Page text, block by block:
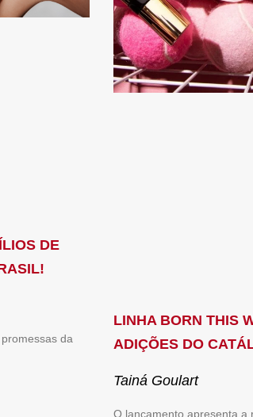
DE
da
LINHA BORN THIS
ADIÇÕES DO
Tainá Goulart
O lançamento apresenta a